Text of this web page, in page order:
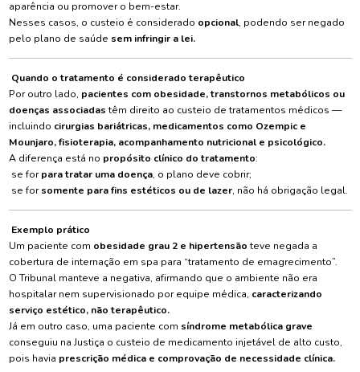
aparência ou promover o bem-estar.
Nesses casos, o custeio é considerado opcional, podendo ser negado
pelo plano de saúde sem infringir a lei.
Quando o tratamento é considerado terapêutico
Por outro lado, pacientes com obesidade, transtornos metabólicos ou
doenças associadastêm direito ao custeio de tratamentos médicos —
incluindo cirurgias bariátricas, medicamentos como Ozempic e
Mounjaro, fisioterapia, acompanhamento nutricional e psicológico.
A diferença está no propósito clínico do tratamento:
se forpara tratar uma doença, o plano deve cobrir;
se forsomente para fins estéticos ou de lazer, não há obrigação legal.
Exemplo prático
Um paciente com obesidade grau 2 e hipertensãoteve negada a
cobertura de internação em spa para “tratamento de emagrecimento”.
O Tribunal manteve a negativa, afirmando que o ambiente não era
hospitalar nem supervisionado por equipe médica, caracterizando
serviço estético, não terapêutico.
Já em outro caso, uma paciente com síndrome metabólica grave
conseguiu na Justiça o custeio de medicamento injetável de alto custo,
pois havia prescrição médica e comprovação de necessidade clínica.